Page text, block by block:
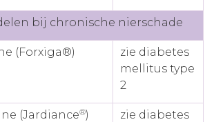
bij chronische nierschade
(Forxiga®)
zie diabetes
mellitus type
2
(Jardiance®)
zie diabetes